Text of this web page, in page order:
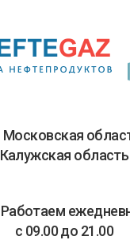
Московская
Калужская область
Работаем
с 09.00 до 21.00